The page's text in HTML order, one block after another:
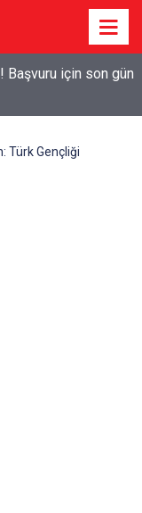
Başvuru için son gün
Türk Gençliği